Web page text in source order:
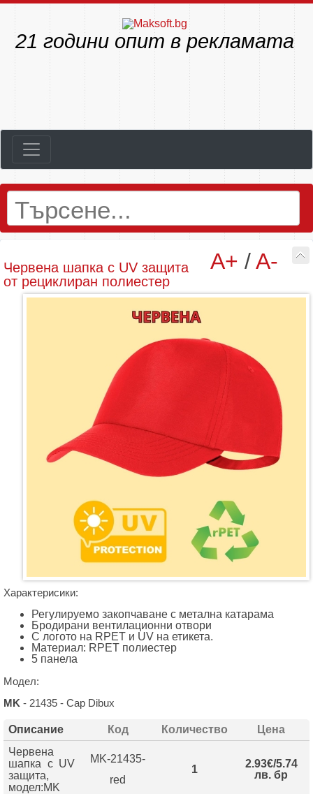
23 години опит в рекламата
A+ /A-
Червена шапка с UV защита
от рециклиран полиестер
Характерисики:
Регулируемо закопчаване с метална катарама
Бродирани вентилационни отвори
С логото на RPET и UV на етикета.
Материал: RPET полиестер
5 панела
Модел:
MK - 21435 - Cap Dibux
Описание Код Количество
Цена
Червена
шапка с UV
защита,
модел:MK
MK-21435-
red
1
2.93€/5.74
лв. бр